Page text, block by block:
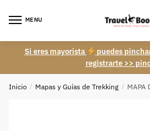
MENU
Si eres mayorista
puedes
registrarte >>
Inicio / Mapas y Guías de Trekking / MAPA